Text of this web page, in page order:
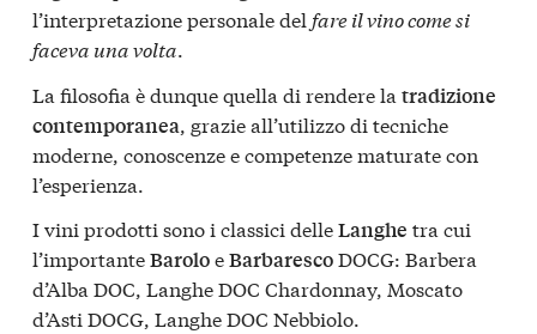
l’interpretazione personale del fare il vino come si
faceva una volta.
La filosofia è dunque quella di rendere la tradizione
contemporanea , grazie all’utilizzo di tecniche
moderne, conoscenze e competenze maturate con
l’esperienza.
I vini prodotti sono i classici delleLanghe tra cui
l’importanteBaroloeBarbarescoDOCG: Barbera
d’Alba DOC, Langhe DOC Chardonnay, Moscato
d’Asti DOCG, Langhe DOC Nebbiolo.